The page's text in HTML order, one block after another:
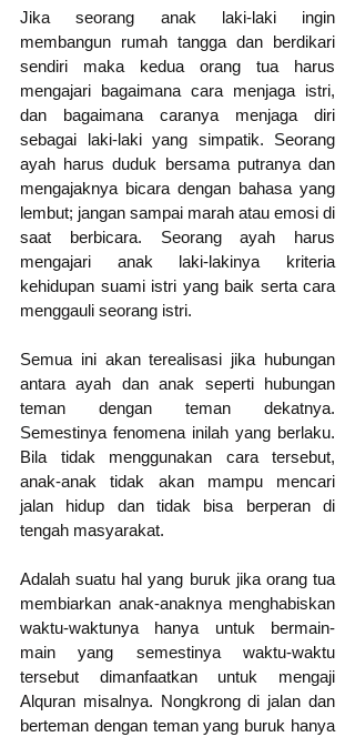
Jika seorang anak laki-laki ingin
membangun rumah tangga dan berdikari
sendiri maka kedua orang tua harus
mengajari bagaimana cara menjaga istri,
dan bagaimana caranya menjaga diri
sebagai laki-laki yang simpatik. Seorang
ayah harus duduk bersama putranya dan
mengajaknya bicara dengan bahasa yang
lembut; jangan sampai marah atau emosi di
saat berbicara. Seorang ayah harus
mengajari anak laki-lakinya kriteria
kehidupan suami istri yang baik serta cara
menggauli seorang istri.
Semua ini akan terealisasi jika hubungan
antara ayah dan anak seperti hubungan
teman dengan teman dekatnya.
Semestinya fenomena inilah yang berlaku.
Bila tidak menggunakan cara tersebut,
anak-anak tidak akan mampu mencari
jalan hidup dan tidak bisa berperan di
tengah masyarakat.
Adalah suatu hal yang buruk jika orang tua
membiarkan anak-anaknya menghabiskan
waktu-waktunya hanya untuk bermain-
main yang semestinya waktu-waktu
tersebut dimanfaatkan untuk mengaji
Alquran misalnya. Nongkrong di jalan dan
berteman dengan teman yang buruk hanya